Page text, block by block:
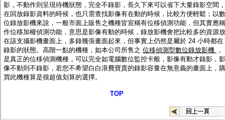
影，不動作則呈現待機狀態，完全不錄影，長久下來可以省下大量錄影空間，
在回放錄影資料的時候，也只需查找影像有在動的時候，比較方便輕鬆；以數
位錄放影機來說，一般市面上販售之機種皆宣稱有位移偵測功能，但其實應稱
作位移加權偵測功能，意思是影像有動的時候，錄放影機會把比較多的資源放
在該支攝影機畫面上，多錄幾張畫面起來，但事實上仍然是屬於 24 小時都在
錄影的狀態。高階一點的機種，如本公司所售之 位移偵測型數位錄放影機
，
是真正的位移偵測機種，可以完全如電腦數位監控卡般，影像有動才錄影，影
像不動則不錄影，若您不希望白白浪費寶貴的錄影容量在無意義的畫面上，購
買此機種算是很超值划算的選擇。
TOP